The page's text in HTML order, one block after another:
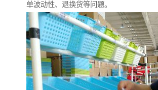
单波动性、退换货等问题。